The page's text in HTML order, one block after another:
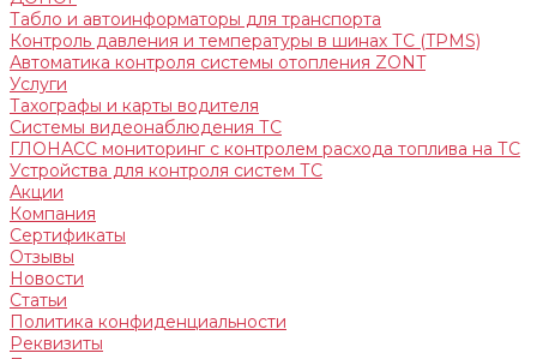
Табло и автоинформаторы для транспорта
Контроль давления и температуры в шинах ТС (TPMS)
Автоматика контроля системы отопления ZONT
Услуги
Тахографы и карты водителя
Системы видеонаблюдения ТС
ГЛОНАСС мониторинг c контролем расхода топлива на ТС
Устройства для контроля систем ТС
Акции
Компания
Сертификаты
Отзывы
Новости
Статьи
Политика конфиденциальности
Реквизиты